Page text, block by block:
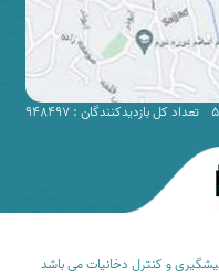
تعداد کل بازدیدکنندگان : 948497
و کنترل دخانیات می باشد